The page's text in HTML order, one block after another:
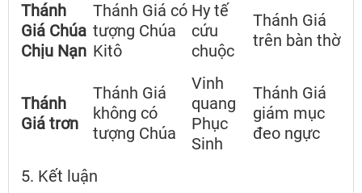
Thánh
Giá Chúa
Chịu Nạn
Thánh Giá có
tượng Chúa
Kitô
Hy tế
cứu
chuộc
Thánh Giá
trên bàn thờ
Thánh
Giá trơn
Thánh Giá
không có
tượng Chúa
Vinh
quang
Phục
Sinh
Thánh Giá
giám mục
đeo ngực
5. Kết luận